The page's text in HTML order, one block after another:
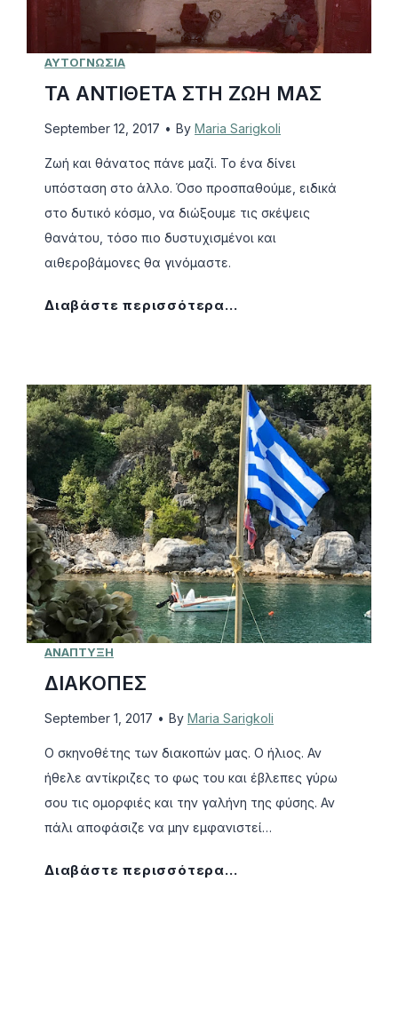
ΑΥΤΟΓΝΩΣΙΑ
ΤΑ ΑΝΤΙΘΕΤΑ ΣΤΗ ΖΩΗ ΜΑΣ
September 12, 2017 • By Maria Sarigkoli
Ζωή και θάνατος πάνε μαζί. Το ένα δίνει
υπόσταση στο άλλο. Όσο προσπαθούμε, ειδικά
στο δυτικό κόσμο, να διώξουμε τις σκέψεις
θανάτου, τόσο πιο δυστυχισμένοι και
αιθεροβάμονες θα γινόμαστε.
Διαβάστε περισσότερα…Τ
Τ
Ι
Θ
Ε
Τ
Α
Σ
Τ
Η
Ζ
Α
Σ
ΑΝΑΠΤΥΞΗ
ΔΙΑΚΟΠΕΣ
September 1, 2017 • By Maria Sarigkoli
Ο σκηνοθέτης των διακοπών μας. Ο ήλιος. Αν
ήθελε αντίκριζες το φως του και έβλεπες γύρω
σου τις ομορφιές και την γαλήνη της φύσης. Αν
πάλι αποφάσιζε να μην εμφανιστεί…
Διαβάστε περισσότερα…Δ